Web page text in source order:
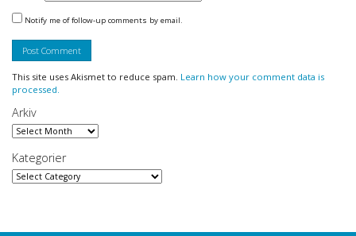
Notify me of follow-up comments by email.
This site uses Akismet to reduce spam. Learn how your comment data is
processed.
Arkiv
Arkiv
Kategorier
Kategorier